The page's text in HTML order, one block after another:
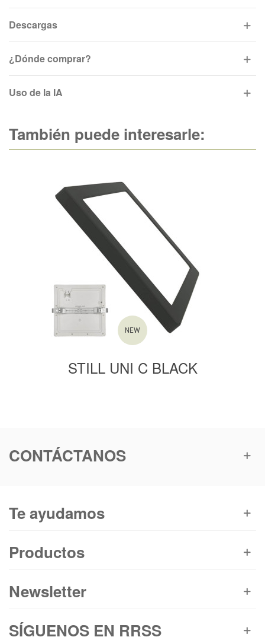
Descargas
¿Dónde comprar?
Uso de la IA
También puede interesarle:
NEW
STILL UNI C BLACK
CONTÁCTANOS
Te ayudamos
Productos
Newsletter
SÍGUENOS EN RRSS